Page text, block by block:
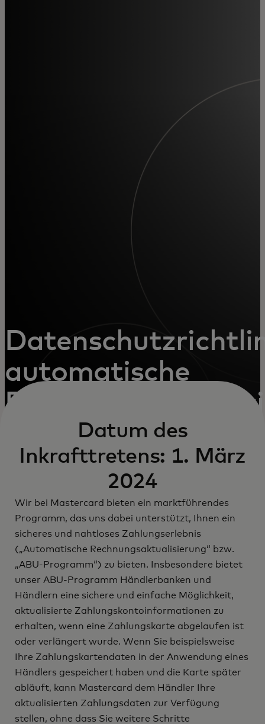
Neuigkeiten und Trends
automatische
Datum des
Inkrafttretens: 1. März
2024
Wir bei Mastercard bieten ein marktführendes
Programm, das uns dabei unterstützt, Ihnen ein
sicheres und nahtloses Zahlungserlebnis
(„Automatische Rechnungsaktualisierung“ bzw.
„ABU-Programm“) zu bieten. Insbesondere bietet
unser ABU-Programm Händlerbanken und
Händlern eine sichere und einfache Möglichkeit,
aktualisierte Zahlungskontoinformationen zu
erhalten, wenn eine Zahlungskarte abgelaufen ist
oder verlängert wurde. Wenn Sie beispielsweise
Ihre Zahlungskartendaten in der Anwendung eines
Händlers gespeichert haben und die Karte später
abläuft, kann Mastercard dem Händler Ihre
aktualisierten Zahlungsdaten zur Verfügung
stellen, ohne dass Sie weitere Schritte